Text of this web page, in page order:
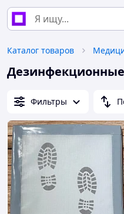
Каталог товаров
Фильтры